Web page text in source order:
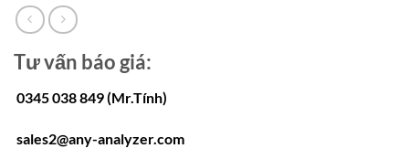
Tư vấn báo giá:
0345 038 849 (Mr.Tính)
sales2@any-analyzer.com